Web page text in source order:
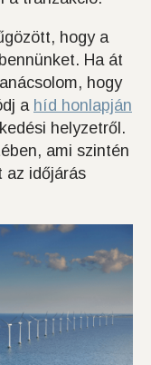
hogy a
Ha át
hogy
a híd honlapján
helyzetről.
ami szintén
az időjárás